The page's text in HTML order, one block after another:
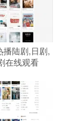
播陆剧,日剧,
在线观看